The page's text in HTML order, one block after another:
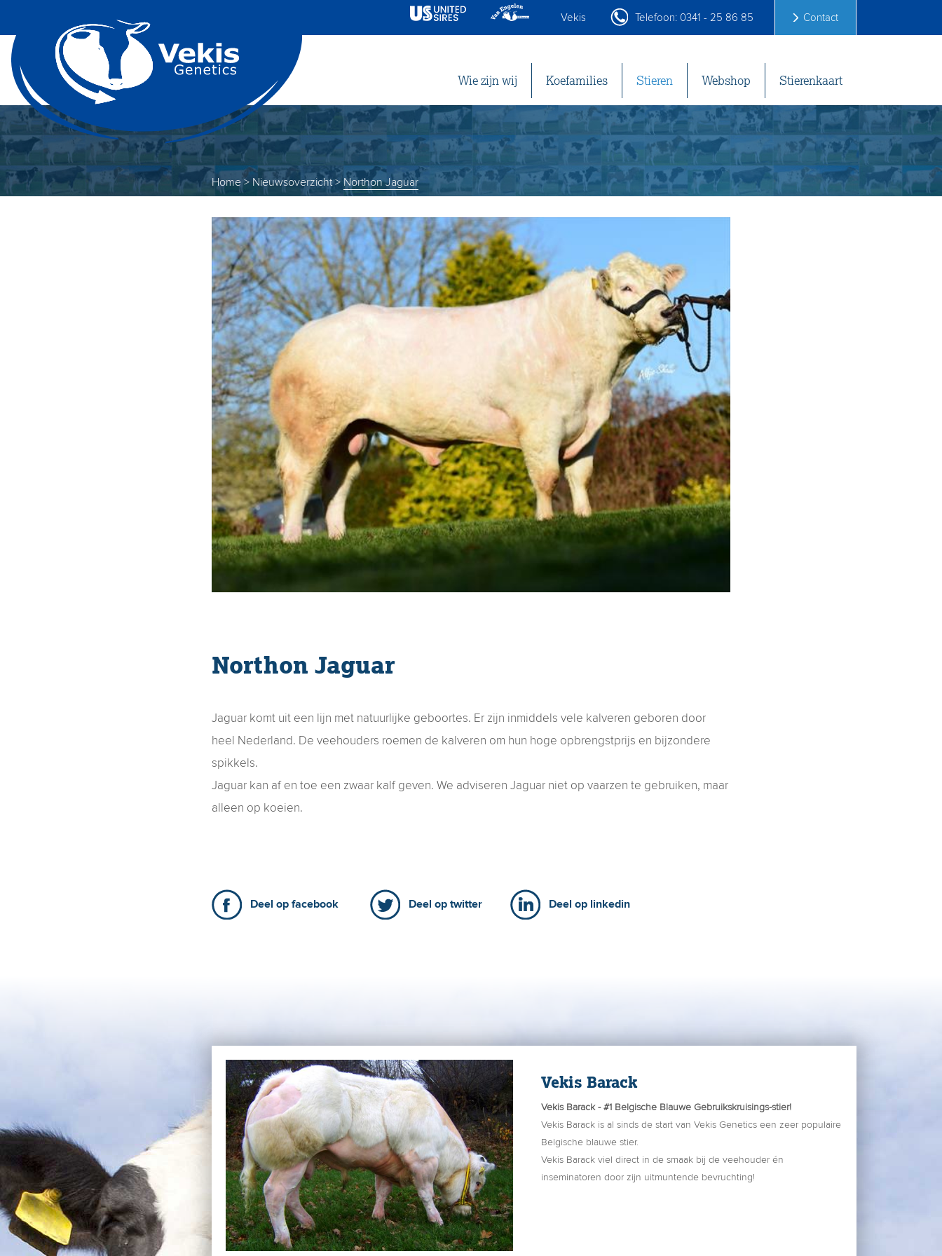
Vekis Telefoon: 0341 - 25 86 85 Contact
Wie zijn wij Koefamilies Stieren Webshop Stierenkaart
Home> Nieuwsoverzicht> Northon Jaguar
Northon Jaguar
Jaguar komt uit een lijn met natuurlijke geboortes. Er zijn inmiddels vele kalveren geboren door
heel Nederland. De veehouders roemen de kalveren om hun hoge opbrengstprijs en bijzondere
spikkels.
Jaguar kan af en toe een zwaar kalf geven. We adviseren Jaguar niet op vaarzen te gebruiken, maar
alleen op koeien.
Deel op facebook Deel op twitter Deel op linkedin
Vekis Barack
Vekis Barack - #1 Belgische Blauwe Gebruikskruisings-stier!
Vekis Barack is al sinds de start van Vekis Genetics een zeer populaire
Belgische blauwe stier.
Vekis Barack viel direct in de smaak bij de veehouder én
inseminatoren door zijn uitmuntende bevruchting!